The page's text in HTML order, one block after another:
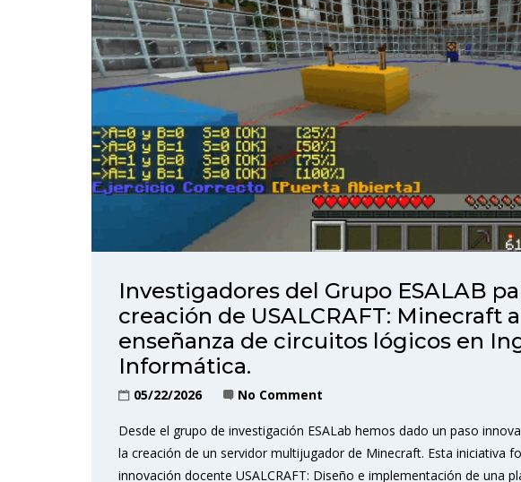
Investigadores del Grupo ESALAB
creación de USALCRAFT: Minecraft
enseñanza de circuitos lógicos en
Informática.
05/22/2026 No Comment
Desde el grupo de investigación ESALab hemos dado un paso
la creación de un servidor multijugador de Minecraft. Esta iniciativa
innovación docente USALCRAFT: Diseño e implementación de una